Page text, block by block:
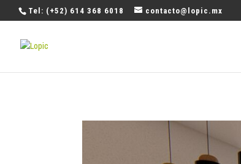
Tel: (+52) 614 368 6018 contacto@lopic.mx